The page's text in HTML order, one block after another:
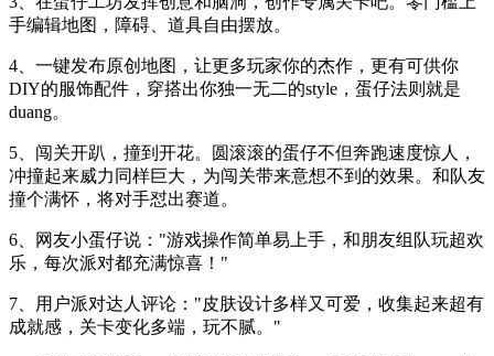
手编辑地图，障碍、道具自由摆放。
4、一键发布原创地图，让更多玩家你的杰作，更有可供你
DIY的服饰配件，穿搭出你独一无二的style，蛋仔法则就是
duang。
5、闯关开趴，撞到开花。圆滚滚的蛋仔不但奔跑速度惊人，
冲撞起来威力同样巨大，为闯关带来意想不到的效果。和队友
撞个满怀，将对手怼出赛道。
6、网友小蛋仔说："游戏操作简单易上手，和朋友组队玩超欢
乐，每次派对都充满惊喜！"
7、用户派对达人评论："皮肤设计多样又可爱，收集起来超有
成就感，关卡变化多端，玩不腻。"